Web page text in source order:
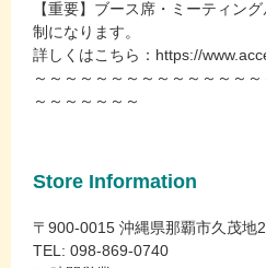
【重要】ブース席・ミーティン
制になります。
詳しくはこちら：https://
～～～～～～～～～～～～～～
～～～～～～～
Store Information
〒900-0015 沖縄県那覇市久茂地
TEL: 098-869-0740